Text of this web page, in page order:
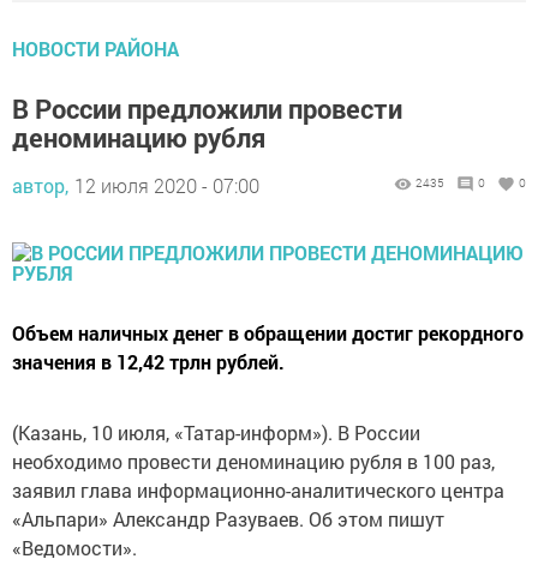
НОВОСТИ РАЙОНА
В России предложили провести
деноминацию рубля
автор, 12 июля 2020 - 07:00 2435 0 0
Объем наличных денег в обращении достиг рекордного
значения в 12,42 трлн рублей.
(Казань, 10 июля, «Татар-информ»). В России
необходимо провести деноминацию рубля в 100 раз,
заявил глава информационно-аналитического центра
«Альпари» Александр Разуваев. Об этом пишут
«Ведомости».